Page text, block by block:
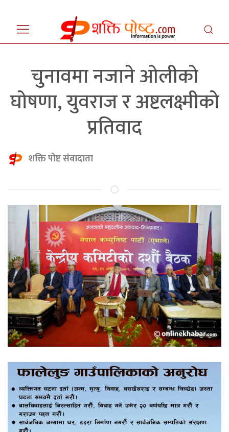
चुनावमा नजाने ओलीको
घोषणा, युवराज र अष्टलक्ष्मीको
प्रतिवाद
शक्ति पोष्ट संवादाता